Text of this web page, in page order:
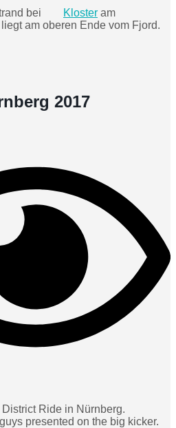
bei
Kloster am
am oberen Ende vom Fjord.
2017
Ride in Nürnberg.
presented on the big kicker.